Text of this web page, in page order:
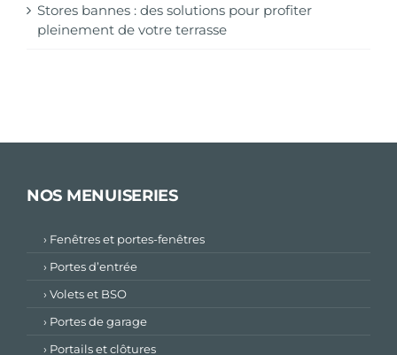
Stores bannes : des solutions pour profiter
pleinement de votre terrasse
NOS MENUISERIES
› Fenêtres et portes-fenêtres
› Portes d’entrée
› Volets et BSO
› Portes de garage
› Portails et clôtures